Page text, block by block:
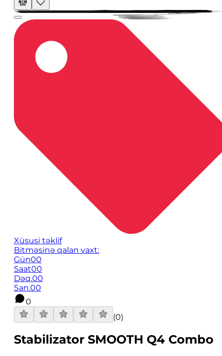
Xüsusi təklif
Bitməsinə qalan vaxt:
Gün00
Saat00
Dəq.00
San.00
0
(0)
Stabilizator SMOOTH Q4 Combo